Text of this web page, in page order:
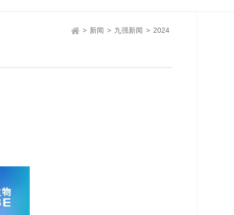
> 新闻 > 九强新闻 > 2024